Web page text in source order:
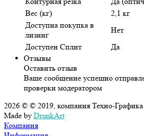
Вес (кг)
2,1 кг
Доступна покупка в
лизинг
Нет
Доступен Сплит
Да
Отзывы
Оставить отзыв
Ваше сообщение успешно
проверки модератором
2026 © © 2019, компания Техно-Графика
Made by DrunkArt
Компания